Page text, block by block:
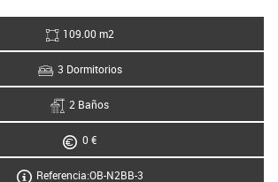
109.00 m2
3 Dormitorios
2 Baños
0 €
Referencia:OB-N2BB-3